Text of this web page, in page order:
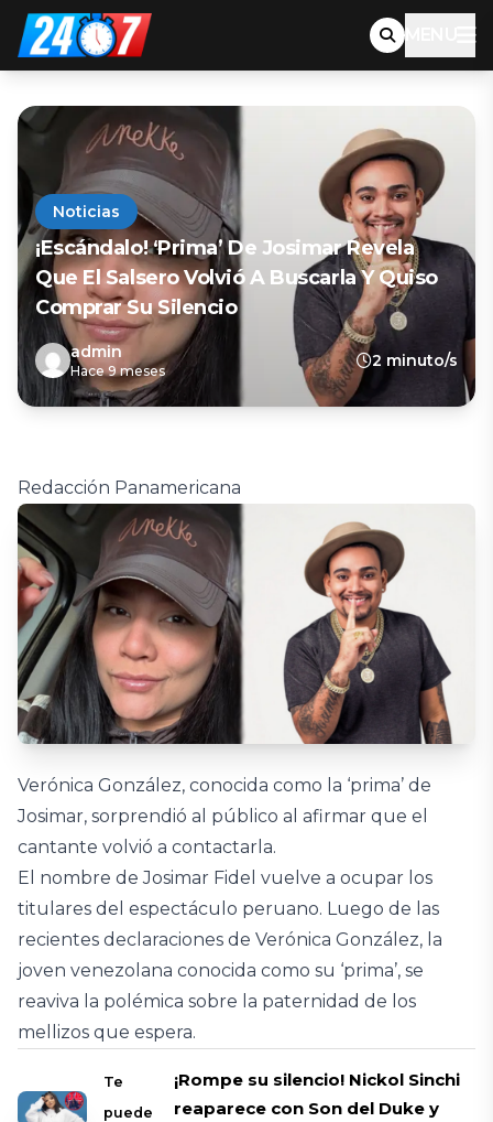
MENU
Noticias
¡Escándalo! ‘Prima’ De Josimar Revela
Que El Salsero Volvió A Buscarla Y Quiso
Comprar Su Silencio
admin
Hace 9 meses
2 minuto/s
Redacción Panamericana
Verónica González, conocida como la ‘prima’ de
Josimar, sorprendió al público al afirmar que el
cantante volvió a contactarla.
El nombre de Josimar Fidel vuelve a ocupar los
titulares del espectáculo peruano. Luego de las
recientes declaraciones de Verónica González, la
joven venezolana conocida como su ‘prima’, se
reaviva la polémica sobre la paternidad de los
mellizos que espera.
Te
puede
¡Rompe su silencio! Nickol Sinchi
reaparece con Son del Duke y